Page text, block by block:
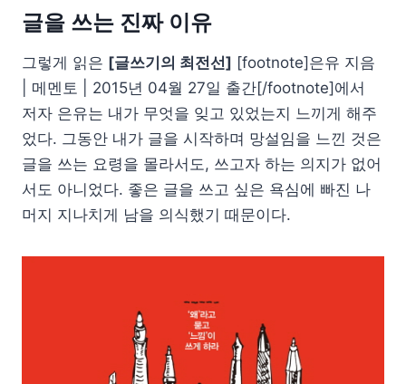
글을 쓰는 진짜 이유
그렇게 읽은 [글쓰기의 최전선] [footnote]은유 지음
| 메멘토 | 2015년 04월 27일 출간[/footnote]에서
저자 은유는 내가 무엇을 잊고 있었는지 느끼게 해주
었다. 그동안 내가 글을 시작하며 망설임을 느낀 것은
글을 쓰는 요령을 몰라서도, 쓰고자 하는 의지가 없어
서도 아니었다. 좋은 글을 쓰고 싶은 욕심에 빠진 나
머지 지나치게 남을 의식했기 때문이다.